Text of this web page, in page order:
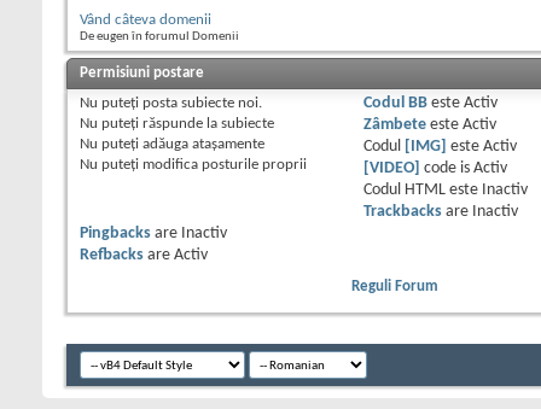
Vând câteva domenii
De eugen în forumul Domenii
Permisiuni postare
Nu puteţi posta subiecte noi.
Nu puteţi răspunde la subiecte
Nu puteţi adăuga ataşamente
Nu puteţi modifica posturile proprii
Codul BBeste Activ
Zâmbeteeste Activ
Codul
[IMG] este Activ
[VIDEO]
code is Activ
Codul HTML este
Inactiv
Trackbacksare
Inactiv
Pingbacks are
Inactiv
Refbacks are Activ
Reguli Forum